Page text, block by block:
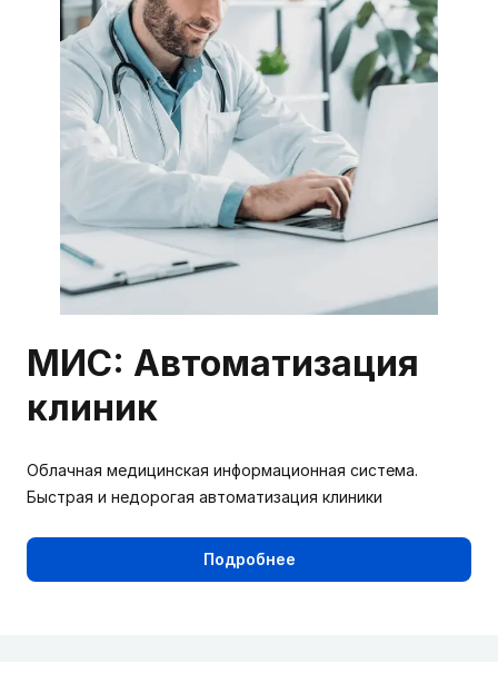
МИС: Автоматизация
клиник
Облачная медицинская информационная система.
Быстрая и недорогая автоматизация клиники
Подробнее